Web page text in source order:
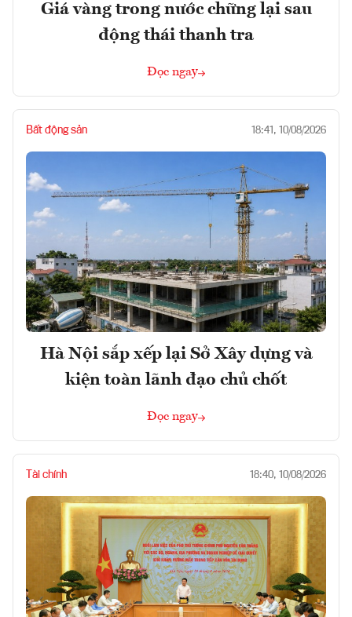
Giá vàng trong nước chững lại sau
động thái thanh tra
Đọc ngay
Bất động sản 18:41, 10/08/2026
Hà Nội sắp xếp lại Sở Xây dựng và
kiện toàn lãnh đạo chủ chốt
Đọc ngay
Tài chính 18:40, 10/08/2026